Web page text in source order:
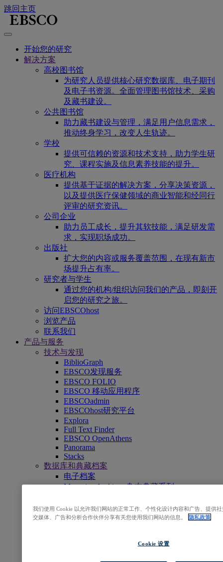
跳回主页
开始您的研究
解决方案
高校图书馆
为研究人员提供核心研究数据库、电子期刊
及电子书资源。全面管理图书馆技术、采购
及藏书建设。
公共图书馆
助力藏书建设与管理，满足用户信息需求，
推动终身学习，改变人生轨迹。
学校
提供可信赖的资源和技术支持，助力学生研
究、课程实施及信息素养技能的提升。
医疗机构
提供基于证据的解决方案，分享决策资源，
以及提供医疗保健领域的商业智能和经同行
评审的研究资讯。
公司企业
助力员工成长，提升其软技能，满足研发需
求，实现职场成功。
出版社
扩大您的内容或服务覆盖范围，在现有新市
场提升占有率。
研究者与学生
通过您的机构/组织访问我们的产品，即刻开
启您的研究之旅。
访问EBSCOhost
浏览产品
联系我们
产品与服务
技术与发现
BiblioGraph
EBSCO发现服务
EBSCO FOLIO
EBSCO 移动应用程序
EBSCOadmin
EBSCOhost研究平台
Explora
Full Text Finder
EBSCO OpenAthens
Panorama
Stacks
数据库和典藏档案
电子档案
Magazine Archives 杂志典藏系列
临床决策支持
DynaMed
我们使用 Cookie 以允许我们网站的正常工作、个性化设计内容和广告、提供
交媒体、广告和分析合作伙伴分享有关您使用我们网站的信息。
隐私政策
Cookie 设置